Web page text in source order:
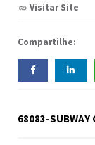
Visitar Site
Compartilhe:
68083-SUBWAY